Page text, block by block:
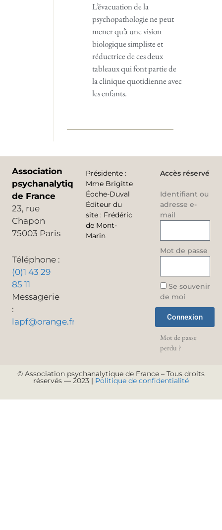
L’évacuation de la
psychopathologie ne peut
mener qu’à une vision
biologique simpliste et
réductrice de ces deux
tableaux qui font partie de
la clinique quotidienne avec
les enfants.
Association
psychanalytique
de France
23, rue
Chapon
75003 Paris
Téléphone :
(0)1 43 29
85 11
Messagerie
:
lapf@orange.fr
Présidente :
Mme Brigitte
Éoche-Duval
Éditeur du
site : Frédéric
de Mont-
Marin
Accès réservé
Identifiant ou
adresse e-
mail
Mot de passe
Se souvenir
de moi
Connexion
Mot de passe
perdu ?
© Association psychanalytique de France – Tous droits
réservés — 2023 | Politique de confidentialité